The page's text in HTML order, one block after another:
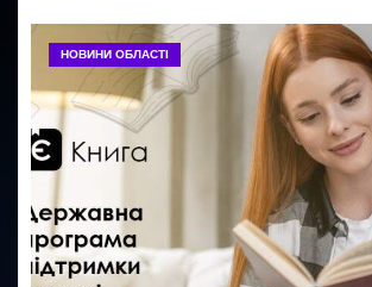
НОВИНИ ОБЛАСТІ